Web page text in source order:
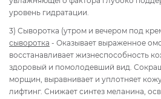
уровень гидратации.
3) Сыворотка (утром и вечером под
сыворотка - Оказывает выраженное
восстанавливает жизнеспособность
здоровый и помолодевший вид.
морщин, выравнивает и уплотняет
лифтинг. Снижает синтез меланина,